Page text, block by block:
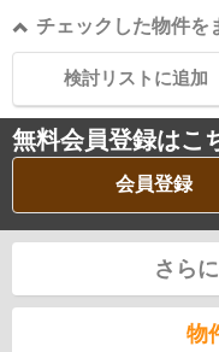
チェックした物件を
検討リストに追加
無料会員登録はこ
会員登録
さら
物